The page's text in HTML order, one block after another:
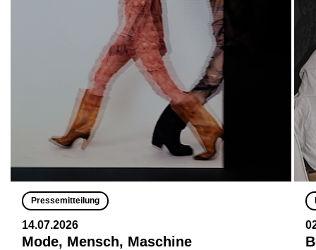
Pressemitteilung
14.07.2026
Mode, Mensch, Maschine